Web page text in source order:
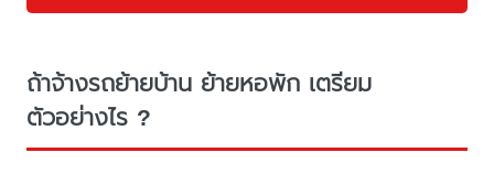
ถ้าจ้างรถย้ายบ้าน ย้ายหอพัก เตรียม
ตัวอย่างไร ?